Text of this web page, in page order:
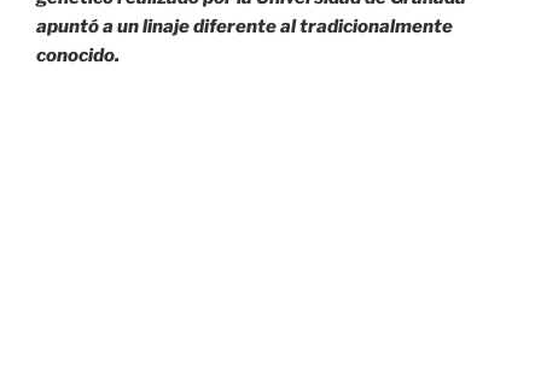
apuntó a un linaje diferente al tradicionalmente
conocido.